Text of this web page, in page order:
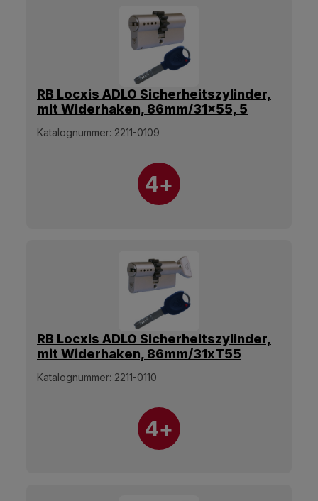
RB Locxis ADLO Sicherheitszylinder,
mit Widerhaken, 86mm/31x55, 5
Katalognummer: 2211-0109
4+
RB Locxis ADLO Sicherheitszylinder,
mit Widerhaken, 86mm/31xT55
Katalognummer: 2211-0110
4+